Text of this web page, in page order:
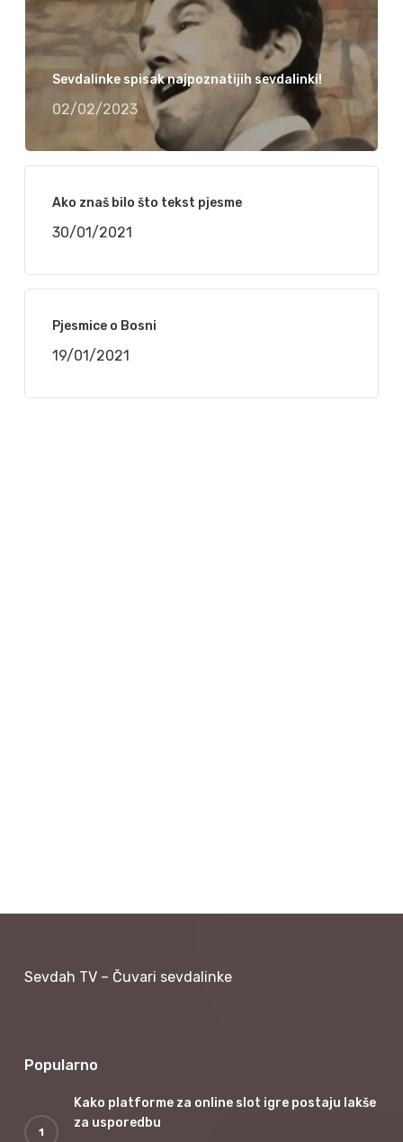
Sevdalinke spisak najpoznatijih sevdalinki!
02/02/2023
Ako znaš bilo što tekst pjesme
30/01/2021
Pjesmice o Bosni
19/01/2021
Sevdah TV – Čuvari sevdalinke
Popularno
Kako platforme za online slot igre postaju lakše
za usporedbu